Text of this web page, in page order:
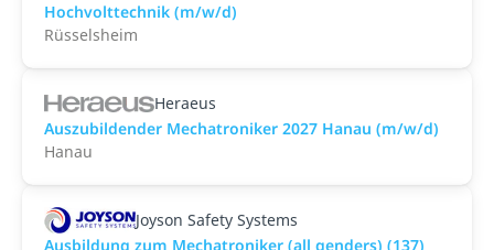
Hochvolttechnik (m/w/d)
Rüsselsheim
Heraeus
Auszubildender Mechatroniker 2027 Hanau (m/w/d)
Hanau
Joyson Safety Systems
Ausbildung zum Mechatroniker (all genders) (137)